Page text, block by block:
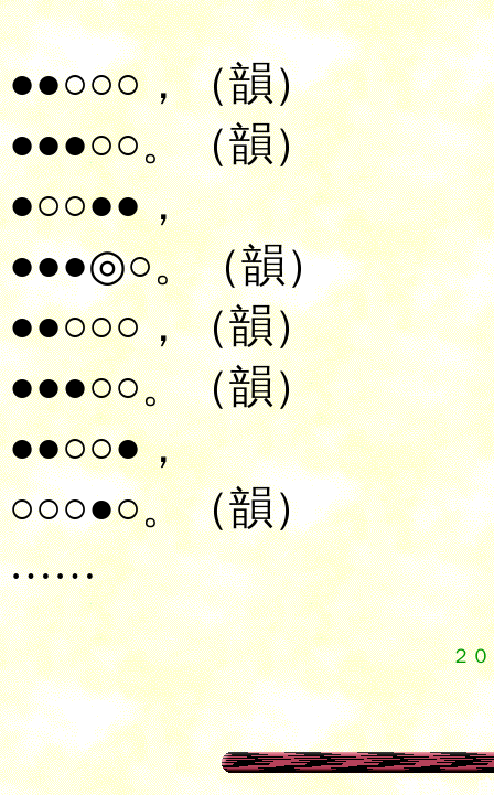
●●○○○，（韻）
●●●○○。（韻）
●○○●●，
●●●◎○。（韻）
●●○○○，（韻）
●●●○○。（韻）
●●○○●，
○○○●○。（韻）
……
２